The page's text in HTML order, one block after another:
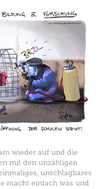
wieder auf und die
mit den unzähligen
unschlagbares
macht einfach was und